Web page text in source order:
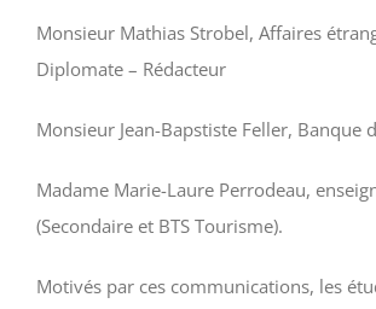
Monsieur Mathias Strobel, Affaires
Diplomate – Rédacteur
Monsieur Jean-Bapstiste Feller, Banque
Madame Marie-Laure Perrodeau,
(Secondaire et BTS Tourisme).
Motivés par ces communications, les